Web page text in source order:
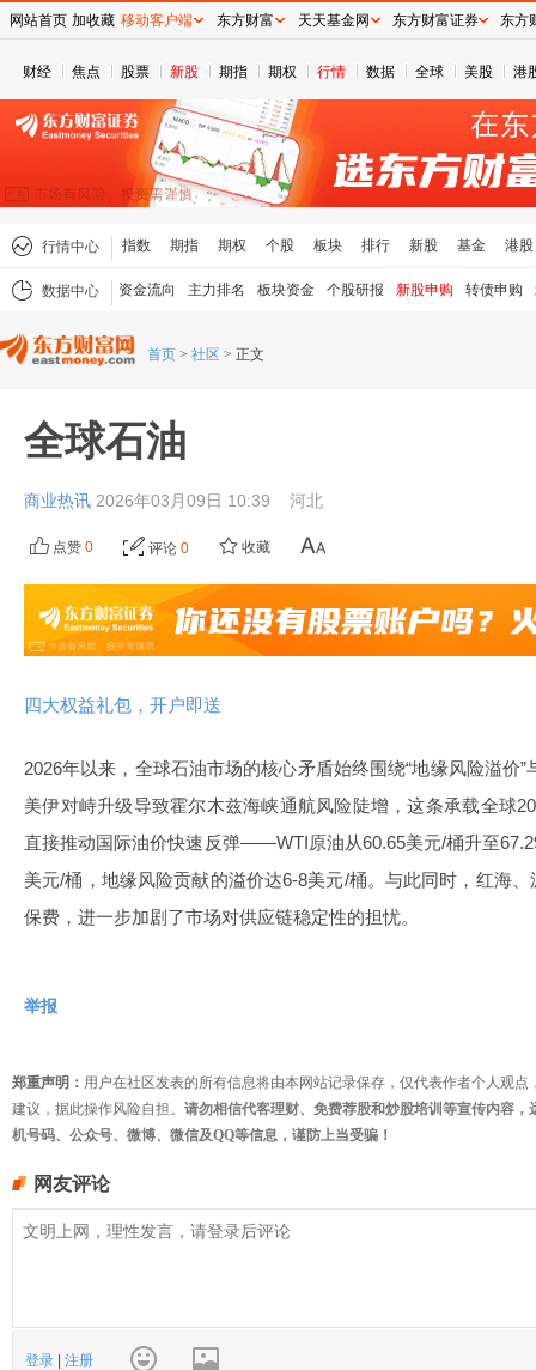
财经 焦点 股票 新股 期指 期权 行情 数据 全球 美股 港
行情中心 指数 期指 期权 个股 板块 排行 新股 基金 港股
数据中心 资金流向 主力排名 板块资金 个股研报 新股申购 转债申购
首页 > 社区 > 正文
全球石油
商业热讯 2026年03月09日 10:39 河北
点赞 0 评论 0 收藏
四大权益礼包，开户即送
2026年以来，全球石油市场的核心矛盾始终围绕“地缘风险溢价”
美伊对峙升级导致霍尔木兹海峡通航风险陡增，这条承载全球
直接推动国际油价快速反弹——WTI原油从60.65美元/桶升至
美元/桶，地缘风险贡献的溢价达6-8美元/桶。与此同时，红海
保费，进一步加剧了市场对供应链稳定性的担忧。
举报
郑重声明： 用户在社区发表的所有信息将由本网站记录保存，仅代表作者个人观
建议，据此操作风险自担。 请勿相信代客理财、免费荐股和炒股培训等宣传内容
机号码、公众号、微博、微信及QQ等信息，谨防上当受骗！
网友评论
登录 注册
网站首页 加收藏 移动客户端 东方财富 天天基金网 东方财富证券 东方